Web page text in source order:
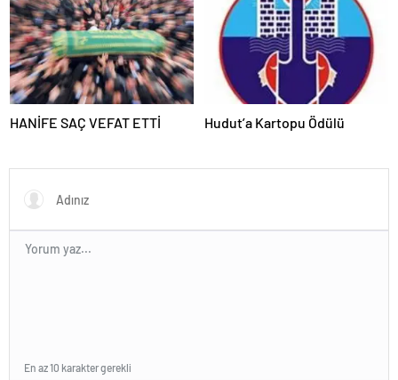
HANİFE SAÇ VEFAT ETTİ Hudut’a Kartopu Ödülü
En az 10 karakter gerekli